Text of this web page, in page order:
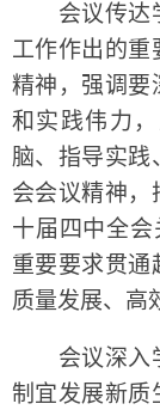
会议传达学
工作作出的重
精神，强调要
和实践伟力
脑、指导实践
会会议精神，
十届四中全会
重要要求贯通
质量发展、高
会议深入学
制宜发展新质